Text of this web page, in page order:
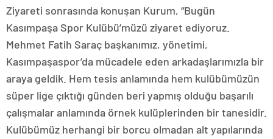
Ziyareti sonrasında konuşan Kurum, “Bugün
Kasımpaşa Spor Kulübü’müzü ziyaret ediyoruz.
Mehmet Fatih Saraç başkanımız, yönetimi,
Kasımpaşaspor’da mücadele eden arkadaşlarımızla bir
araya geldik. Hem tesis anlamında hem kulübümüzün
süper lige çıktığı günden beri yapmış olduğu başarılı
çalışmalar anlamında örnek kulüplerinden bir tanesidir.
Kulübümüz herhangi bir borcu olmadan alt yapılarında